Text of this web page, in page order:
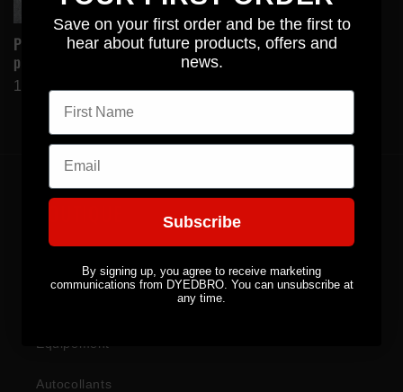
Protection transparente
pour tube diagonal
Prix
habituel
12,99€ EUR
SHUSH Downtube
Protecteur
BOUTIQUE
Équipement
Autocollants
Save on your first order and be the first to
hear about future products, offers and
news.
First name
Email
Subscribe
By signing up, you agree to receive marketing
communications from DYEDBRO. You can unsubscribe at
any time.